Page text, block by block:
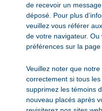
de recevoir un
déposé. Pour plus
veuillez vous référer
de votre navigateur.
préférences sur la
Veuillez noter que
correctement si tous
supprimez les témoins
nouveau placés après